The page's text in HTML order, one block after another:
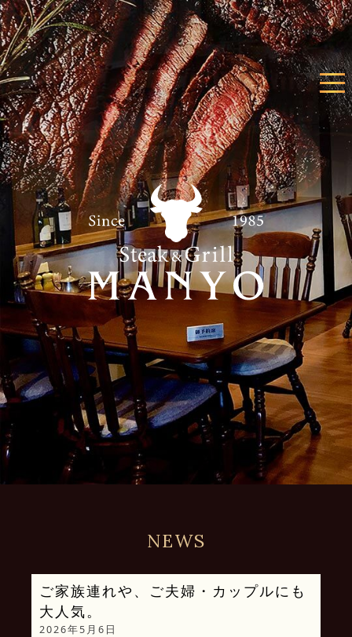
NEWS
ご家族連れや、ご夫婦・カップルにも
大人気。
2026年5月6日